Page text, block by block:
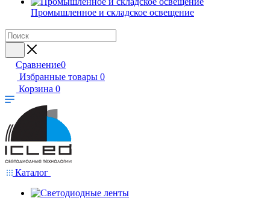
Промышленное и складское освещение
Сравнение0
Избранные товары 0
Корзина 0
Каталог